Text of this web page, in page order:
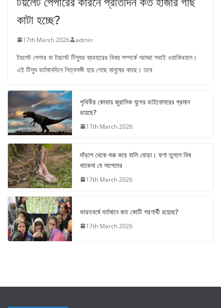
কাটা হচ্ছে?
17th March 2026 admin
টয়লেট পেপার বা টয়লেট টিস্যুর ব্যবহারের বিষয় সম্পর্কে আমরা সবাই ওয়াকিবহাল।
এই টিস্যু বর্তমানদিনে নিত্যসঙ্গী হয়ে গেছে মানুষের কাছে। তবে
পৃথিবীর কোথায় জুরাসিক যুগের ডাইনোসরের প্রমান
রয়েছে?
17th March 2026
দাঁড়াশ থেকে শুরু করে বালি বোড়া। ফণা তুললে বিষ
থাকেনা যে সাপেদের
17th March 2026
ভারতবর্ষে বর্তমানে কত কোটি শরণার্থী রয়েছে?
17th March 2026